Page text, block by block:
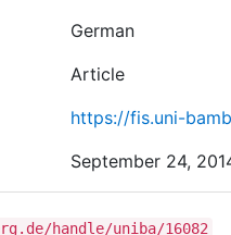
German
Article
https://fis.uni-
September 24,
handle/uniba/16082